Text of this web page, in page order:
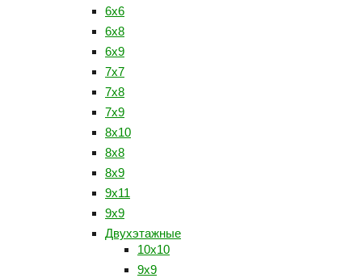
6x6
6x8
6x9
7x7
7x8
7x9
8x10
8x8
8x9
9x11
9x9
Двухэтажные
10x10
9x9